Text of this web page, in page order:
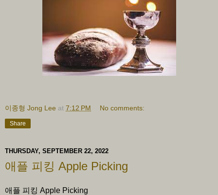
이종형 Jong Lee at 7:12 PM No comments:
Share
THURSDAY, SEPTEMBER 22, 2022
애플 피킹 Apple Picking
애플 피킹 Apple Picking